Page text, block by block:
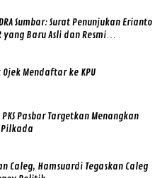
Sumbar: Surat Penunjukan Erianto
yang Baru Asli dan Resmi
Mendaftar ke KPU
Pasbar Targetkan Menangkan
Pilkada
Caleg, Hamsuardi Tegaskan Caleg